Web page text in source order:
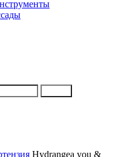
Hydrangea you &